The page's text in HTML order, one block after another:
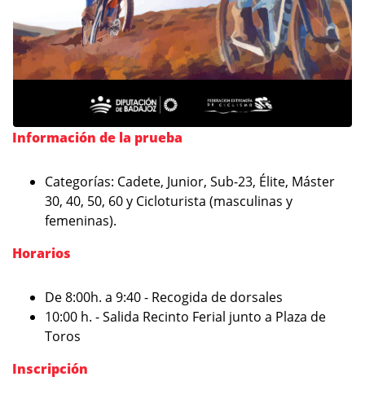
Información de la prueba
Categorías: Cadete, Junior, Sub-23, Élite, Máster
30, 40, 50, 60 y Cicloturista (masculinas y
femeninas).
Horarios
De 8:00h. a 9:40 - Recogida de dorsales
10:00 h. - Salida Recinto Ferial junto a Plaza de
Toros
Inscripción